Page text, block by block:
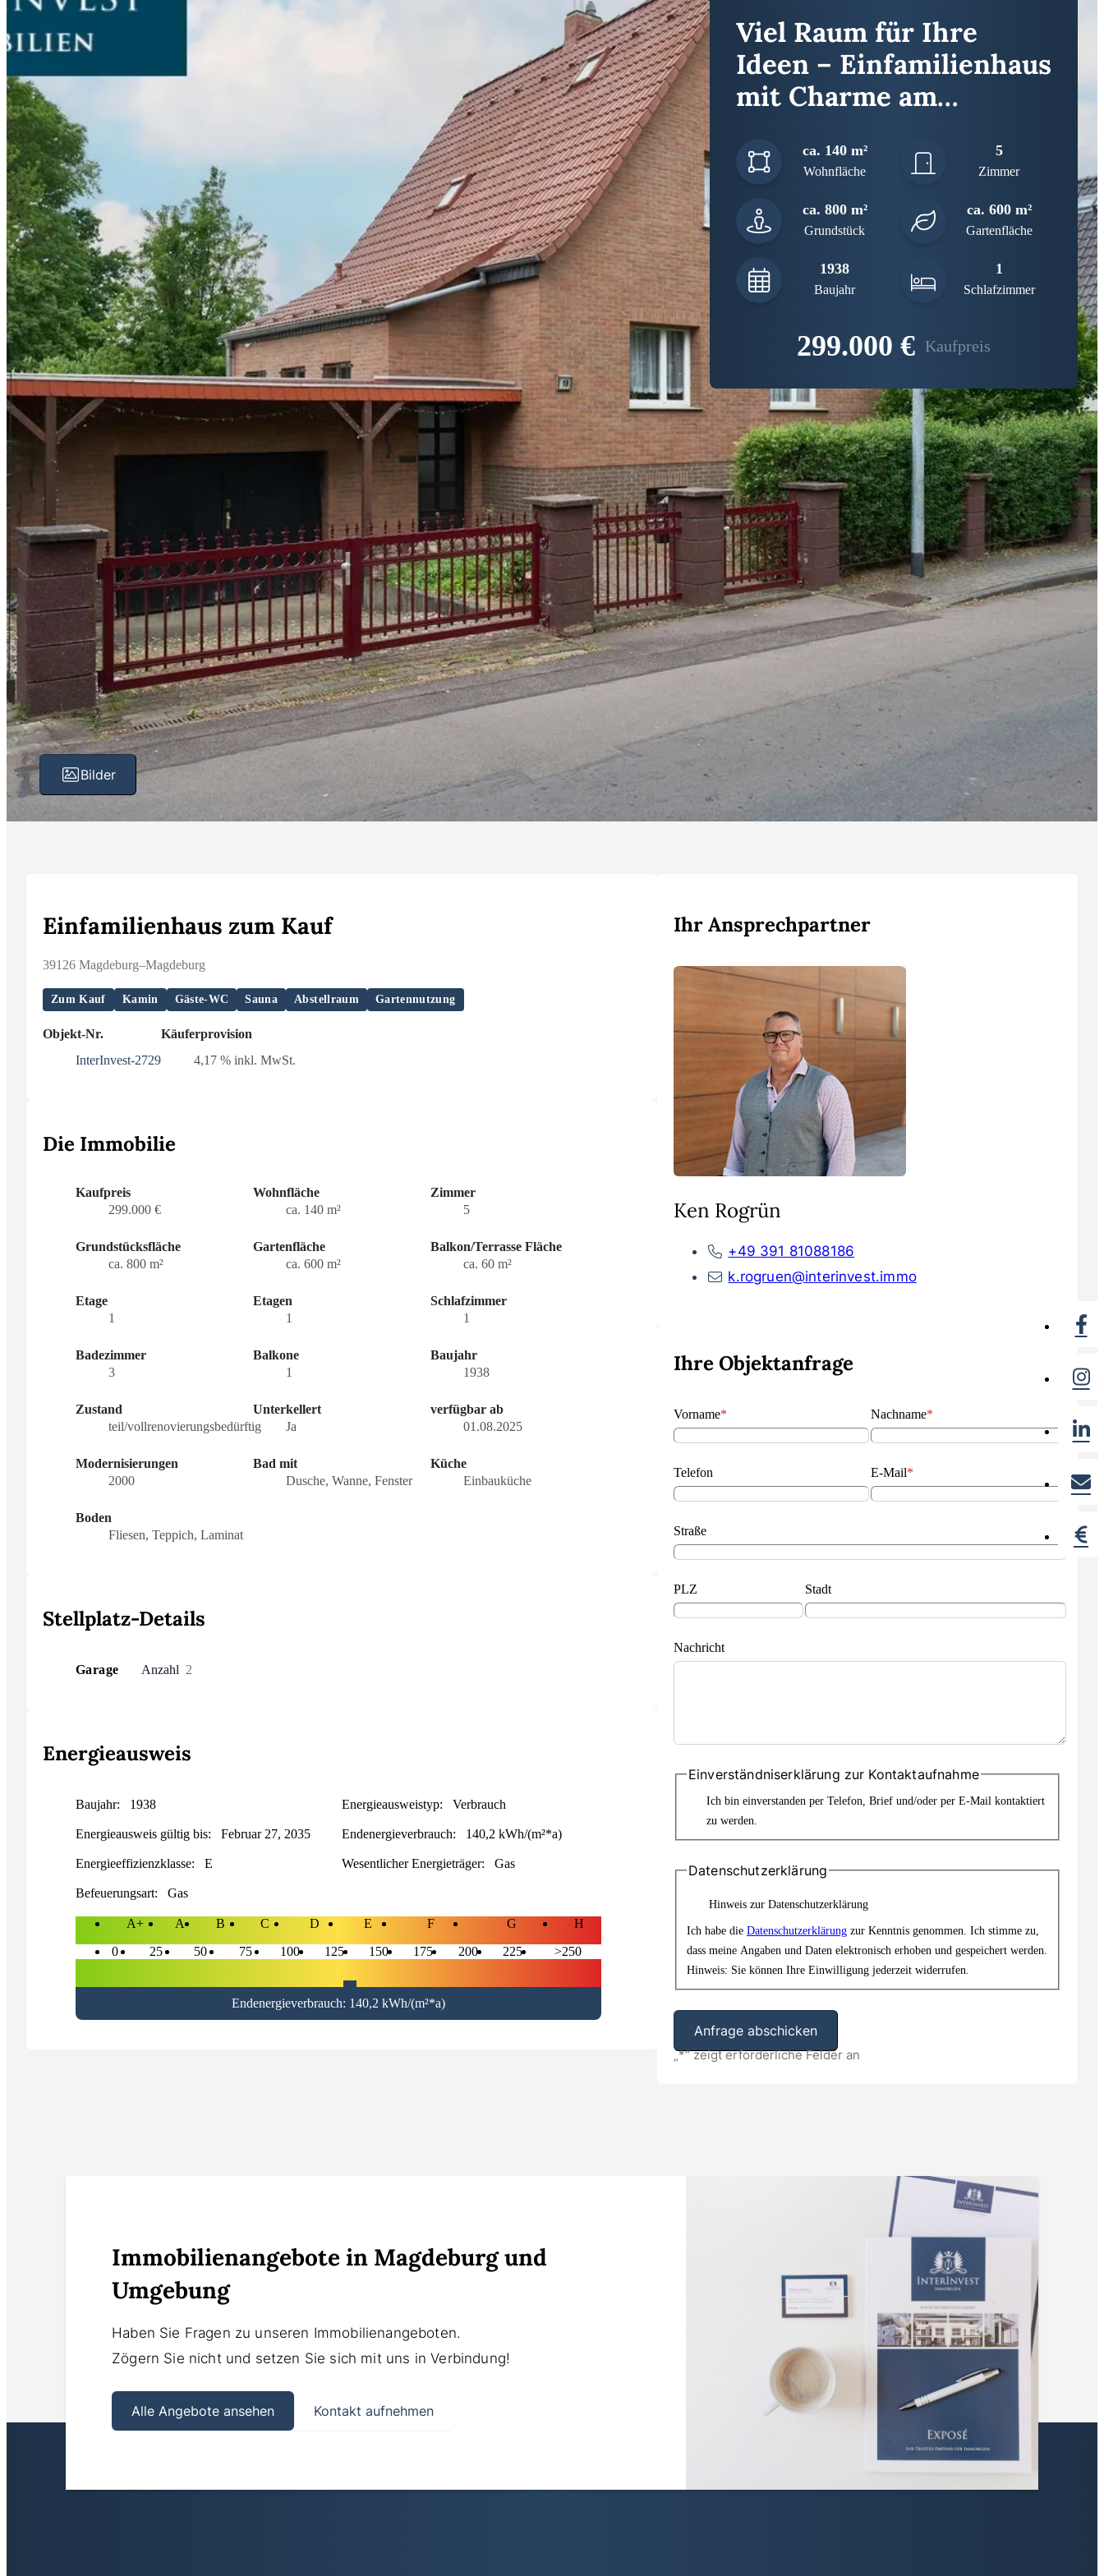
Bilder
Viel Raum für Ihre
Ideen – Einfamilienhaus
mit Charme am
Magdeburg
ca. 140 m²
Wohnfläche
5
Zimmer
ca. 800 m²
Grundstück
ca. 600 m²
Gartenfläche
1938
Baujahr
1
Schlafzimmer
299.000 € Kaufpreis
Einfamilienhaus zum Kauf
39126 Magdeburg–Magdeburg
Zum Kauf Kamin Gäste-WC Sauna Abstellraum Gartennutzung
Objekt-Nr.
InterInvest-2729
Käuferprovision
4,17 % inkl. MwSt.
Die Immobilie
Kaufpreis
299.000 €
Wohnfläche
ca. 140 m²
Zimmer
5
Grundstücksfläche
ca. 800 m²
Gartenfläche
ca. 600 m²
Balkon/Terrasse Fläche
ca. 60 m²
Etage
1
Etagen
1
Schlafzimmer
1
Badezimmer
3
Balkone
1
Baujahr
1938
Zustand
teil/vollrenovierungsbedürftig
Unterkellert
Ja
verfügbar ab
01.08.2025
Modernisierungen
2000
Bad mit
Dusche, Wanne, Fenster
Küche
Einbauküche
Boden
Fliesen, Teppich, Laminat
Stellplatz-Details
Garage Anzahl 2
Energieausweis
Baujahr: 1938 Energieausweistyp: Verbrauch
Energieausweis gültig bis: Februar 27, 2035 Endenergieverbrauch: 140,2 kWh/(m²*a)
Energieeffizienzklasse: E Wesentlicher Energieträger: Gas
Befeuerungsart: Gas
A+ A B C D E F G
H
0
25 50 75 100 125 150 175 200 225 >250
Endenergieverbrauch: 140,2 kWh/(m²*a)
Ihr Ansprechpartner
Ken Rogrün
+49 391 81088186
k.rogruen@interinvest.immo
Ihre Objektanfrage
„*“ zeigt erforderliche Felder an
Vorname* Nachname*
Telefon E-Mail*
Straße
PLZ Stadt
Nachricht
Einverständniserklärung zur Kontaktaufnahme
Ich bin einverstanden per Telefon, Brief und/oder per E-Mail kontaktiert
zu werden.
Datenschutzerklärung
Hinweis zur Datenschutzerklärung
Ich habe die Datenschutzerklärung zur Kenntnis genommen. Ich stimme zu,
dass meine Angaben und Daten elektronisch erhoben und gespeichert werden.
Hinweis: Sie können Ihre Einwilligung jederzeit widerrufen.
Alternative:
Immobilienangebote in Magdeburg und
Umgebung
Haben Sie Fragen zu unseren Immobilienangeboten.
Zögern Sie nicht und setzen Sie sich mit uns in Verbindung!
Alle Angebote ansehen Kontakt aufnehmen